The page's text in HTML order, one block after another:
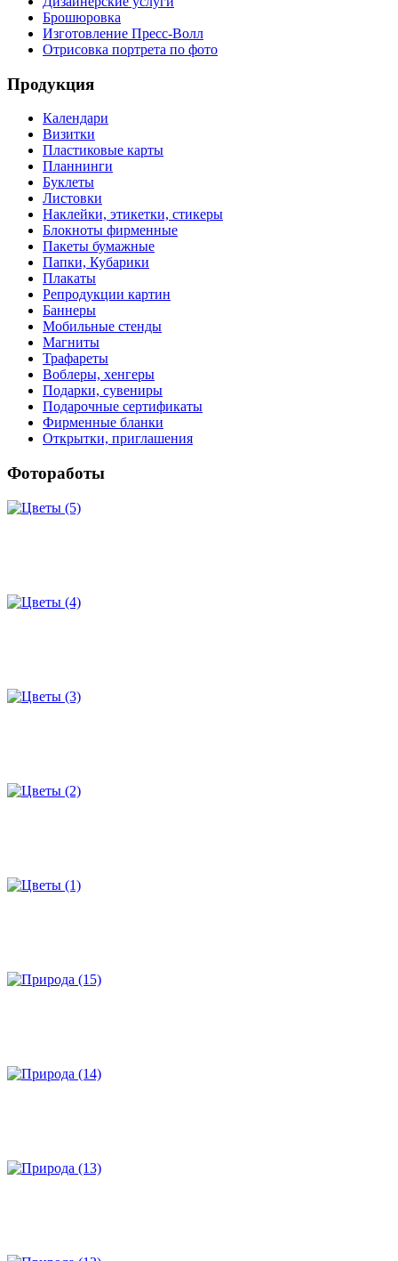
Брошюровка
Изготовление Пресс-Волл
Отрисовка портрета по фото
Продукция
Календари
Визитки
Пластиковые карты
Планнинги
Буклеты
Листовки
Наклейки, этикетки, стикеры
Блокноты фирменные
Пакеты бумажные
Папки, Кубарики
Плакаты
Репродукции картин
Баннеры
Мобильные стенды
Магниты
Трафареты
Воблеры, хенгеры
Подарки, сувениры
Подарочные сертификаты
Фирменные бланки
Открытки, приглашения
Фотоработы